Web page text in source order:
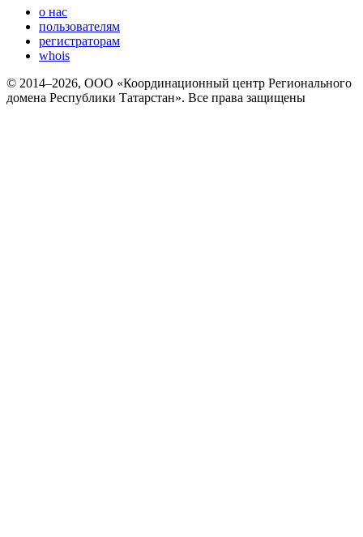
о нас
пользователям
регистраторам
whois
© 2014–2026, ООО «Координационный центр Регионального
домена Республики Татарстан». Все права защищены